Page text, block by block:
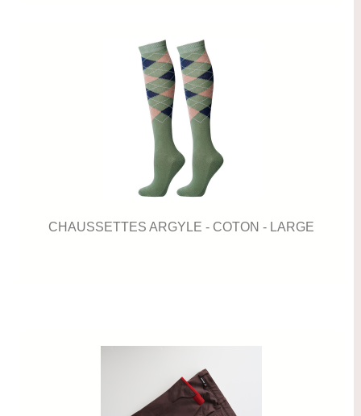
CHAUSSETTES ARGYLE - COTON - LARGE